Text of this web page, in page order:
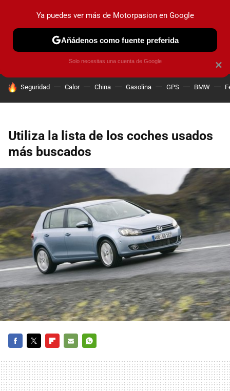
PRUEBAS COCHES ELÉCTRICOS OBSERVATORIO
HOY SE HABLA DE
Seguridad Calor China Gasolina GPS BMW
Utiliza la lista de los coches usados
más buscados
MAIL
×
Ya puedes ver más de Motorpasion en Google
Añádenos como fuente preferida
Solo necesitas una cuenta de Google